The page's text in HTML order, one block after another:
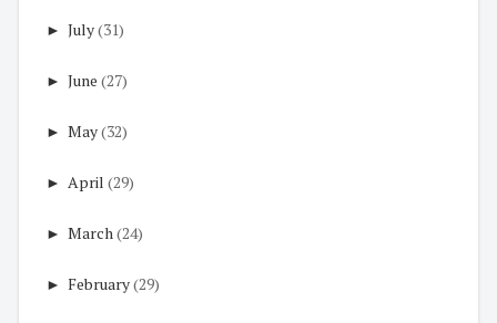
► July(31)
► June (27)
► May(32)
► April (29)
► March(24)
► February(29)